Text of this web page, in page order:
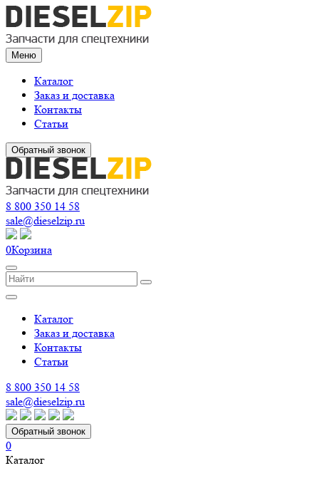
Меню
Каталог
Заказ и доставка
Контакты
Статьи
Обратный звонок
8 800 350 14 58
sale@dieselzip.ru
0Корзина
Каталог
Заказ и доставка
Контакты
Статьи
8 800 350 14 58
sale@dieselzip.ru
Обратный звонок
0
Каталог